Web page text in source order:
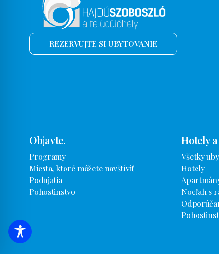
REZERVUJTE SI UBYTOVANIE
Objavte.
Programy
Miesta, ktoré môžete navštíviť
Podujatia
Pohostinstvo
Hotely
Všetky
Hotely
Nocľah s